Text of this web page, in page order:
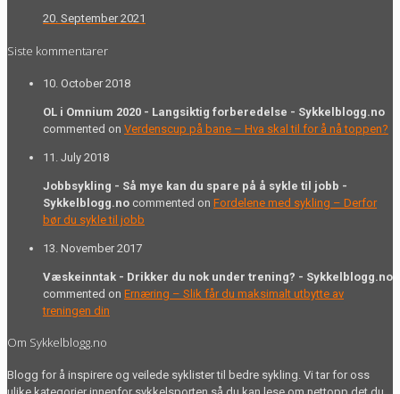
20. September 2021
Siste kommentarer
10. October 2018
OL i Omnium 2020 - Langsiktig forberedelse - Sykkelblogg.no
commented on Verdenscup på bane – Hva skal til for å nå toppen?
11. July 2018
Jobbsykling - Så mye kan du spare på å sykle til jobb -
Sykkelblogg.no commented on Fordelene med sykling – Derfor
bør du sykle til jobb
13. November 2017
Væskeinntak - Drikker du nok under trening? - Sykkelblogg.no
commented on Ernæring – Slik får du maksimalt utbytte av
treningen din
Om Sykkelblogg.no
Blogg for å inspirere og veilede syklister til bedre sykling. Vi tar for oss